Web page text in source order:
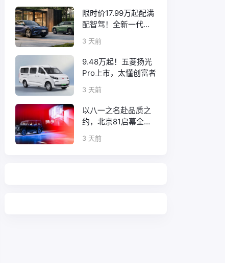
限时价17.99万起配满
配智驾！全新一代天
工08正式上市
3 天前
9.48万起！五菱扬光
Pro上市，太懂创富者
3 天前
以八一之名赴品质之
约，北京81启幕全新
口碑征程
3 天前